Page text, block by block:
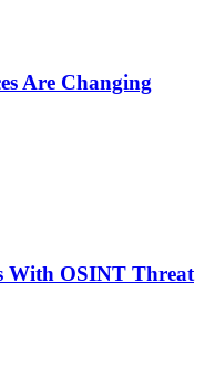
Are Changing
With OSINT Threat